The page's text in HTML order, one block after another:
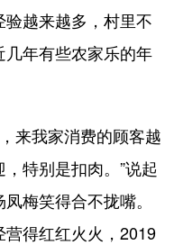
越来越多，村里不
年有些农家乐的年
来我家消费的顾客越
特别是扣肉。”说起
梅笑得合不拢嘴。
得红红火火，2019